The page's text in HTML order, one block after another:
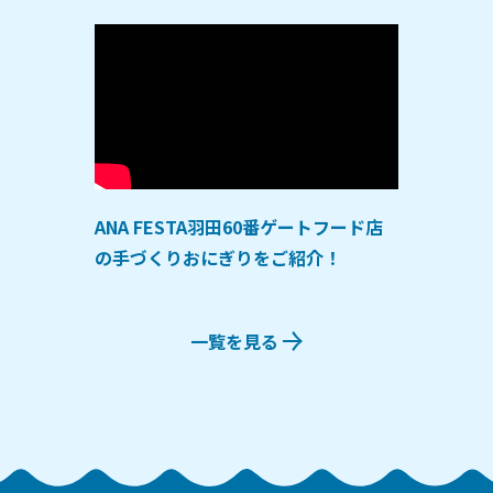
ANA FESTA羽田60番ゲートフード店
の手づくりおにぎりをご紹介！
一覧を見る